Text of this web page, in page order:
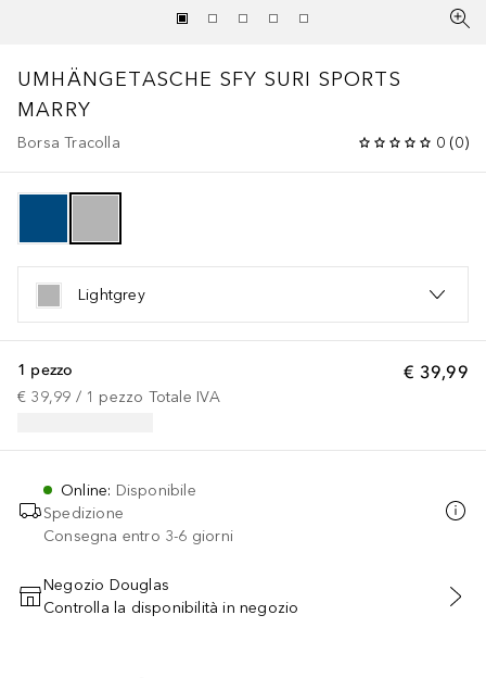
UMHÄNGETASCHE SFY SURI SPORTS
MARRY
Borsa Tracolla 0 (0)
Lightgrey
€ 39,99
1 pezzo
€ 39,99 / 1 pezzo Totale IVA
Online: Disponibile
Spedizione
Consegna entro 3-6 giorni
AGGIUNGI AL CARRELLO
Negozio Douglas
Controlla la disponibilità in negozio